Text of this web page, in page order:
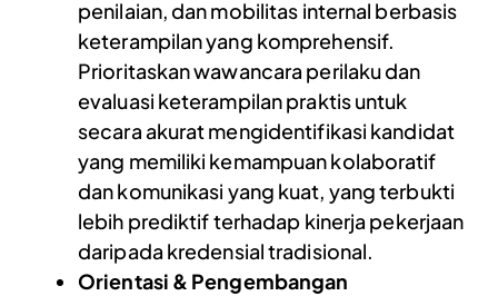
penilaian, dan mobilitas internal berbasis
keterampilan yang komprehensif.
Prioritaskan wawancara perilaku dan
evaluasi keterampilan praktis untuk
secara akurat mengidentifikasi kandidat
yang memiliki kemampuan kolaboratif
dan komunikasi yang kuat, yang terbukti
lebih prediktif terhadap kinerja pekerjaan
daripada kredensial tradisional.
Orientasi & Pengembangan